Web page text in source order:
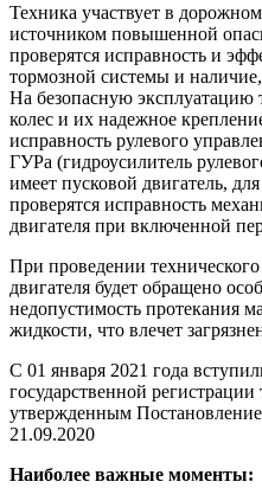
Техника участвует в
источником повышенной
проверятся исправность и
тормозной системы и
На безопасную эксплуатацию
колес и их надежное
исправность рулевого
ГУРа (гидроусилитель
имеет пусковой двигатель,
проверятся исправность
двигателя при включенной
При проведении
двигателя будет обращено
недопустимость протекания
жидкости, что влечет
С 01 января 2021 года
государственной
утвержденным
21.09.2020
Наиболее важные моменты: